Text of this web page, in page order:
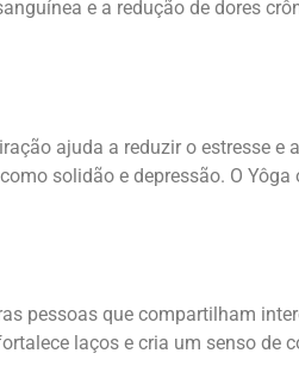
e a redução de dores
ajuda a reduzir o estresse e
solidão e depressão. O
pessoas que compartilham
laços e cria um senso de